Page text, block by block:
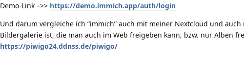
Demo-Link –>> https://demo.immich.app/auth/login
Und darum vergleiche ich “immich” auch mit meiner Nextcloud und
Bildergalerie ist, die man auch im Web freigeben kann, bzw. nur Alben
https://piwigo24.ddnss.de/piwigo/